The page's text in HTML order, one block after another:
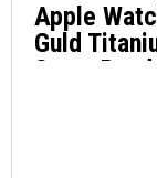
Apple
Guld
Sport